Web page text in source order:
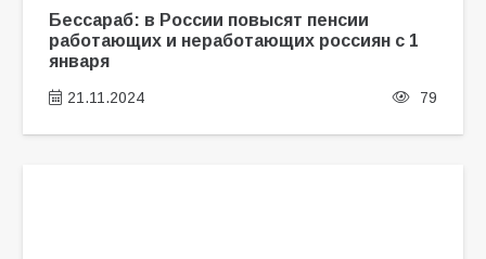
Бессараб: в России повысят пенсии
работающих и неработающих россиян с 1
января
21.11.2024 79